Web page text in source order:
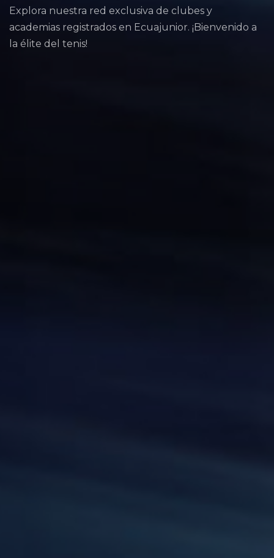
Explora nuestra red exclusiva de clubes y
academias registrados en Ecuajunior. ¡Bienvenido a
la élite del tenis!